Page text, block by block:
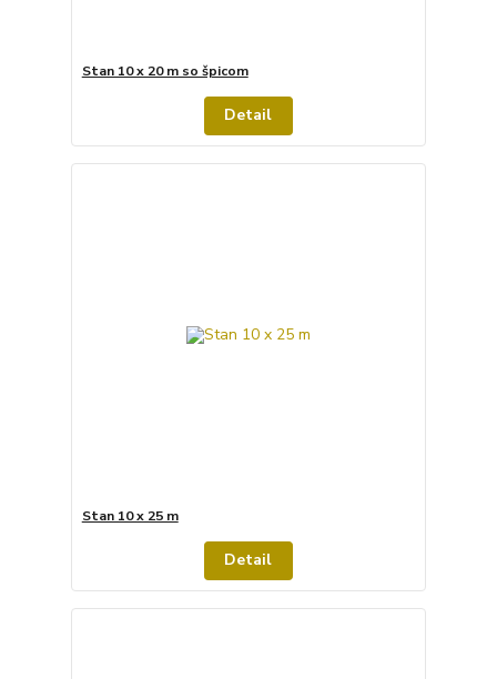
Stan 10 x 20 m so špicom
Detail
Stan 10 x 25 m
Detail